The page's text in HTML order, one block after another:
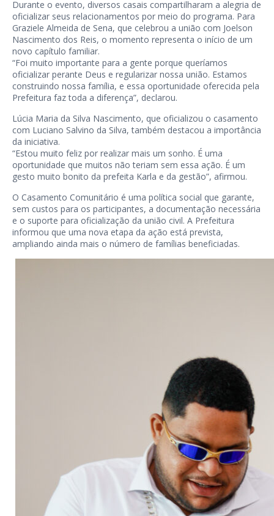
Durante o evento, diversos casais compartilharam a alegria de
oficializar seus relacionamentos por meio do programa. Para
Graziele Almeida de Sena, que celebrou a união com Joelson
Nascimento dos Reis, o momento representa o início de um
novo capítulo familiar.
“Foi muito importante para a gente porque queríamos
oficializar perante Deus e regularizar nossa união. Estamos
construindo nossa família, e essa oportunidade oferecida pela
Prefeitura faz toda a diferença”, declarou.
Lúcia Maria da Silva Nascimento, que oficializou o casamento
com Luciano Salvino da Silva, também destacou a importância
da iniciativa.
“Estou muito feliz por realizar mais um sonho. É uma
oportunidade que muitos não teriam sem essa ação. É um
gesto muito bonito da prefeita Karla e da gestão”, afirmou.
O Casamento Comunitário é uma política social que garante,
sem custos para os participantes, a documentação necessária
e o suporte para oficialização da união civil. A Prefeitura
informou que uma nova etapa da ação está prevista,
ampliando ainda mais o número de famílias beneficiadas.